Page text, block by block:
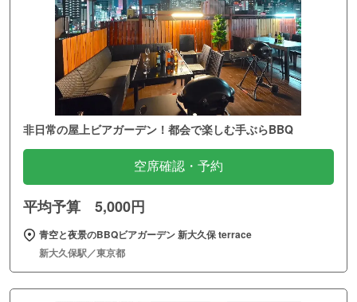
非日常の屋上ビアガーデン！都会で楽しむ手ぶらBBQ
空席確認・予約
平均予算 5,000円
青空と夜景のBBQビアガーデン 新大久保 terrace
新大久保駅／東京都